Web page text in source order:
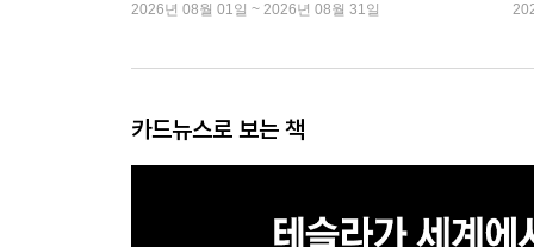
2026년 08월 01일 ~ 2026년 08월 31일
카드뉴스로 보는 책